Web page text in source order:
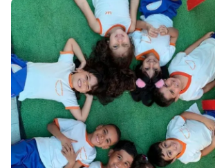
Galeria de imagem